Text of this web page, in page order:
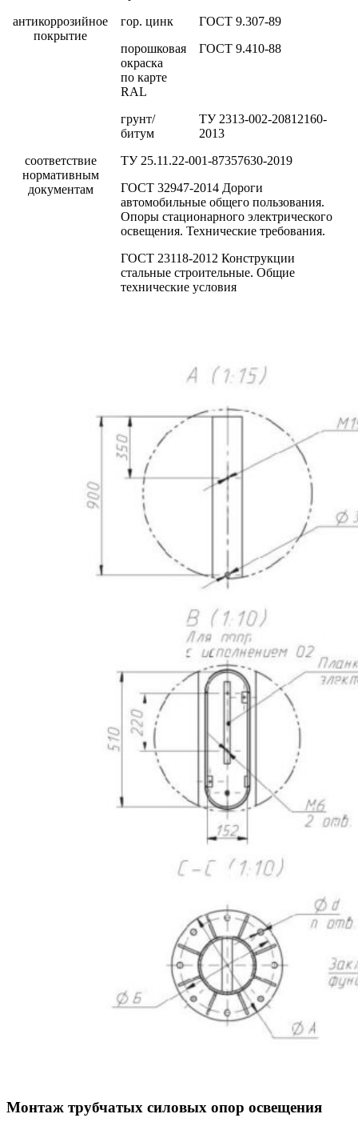
антикоррозийное
покрытие
гор. цинк
ГОСТ 9.307-89
порошковая
окраска
по карте
RAL
ГОСТ 9.410-88
грунт/
битум
ТУ 2313-002-20812160-
2013
соответствие
нормативным
документам
ТУ 25.11.22-001-87357630-2019
ГОСТ 32947-2014 Дороги
автомобильные общего пользования.
Опоры стационарного электрического
освещения. Технические требования.
ГОСТ 23118-2012 Конструкции
стальные строительные. Общие
технические условия
Монтаж трубчатых силовых опор освещения